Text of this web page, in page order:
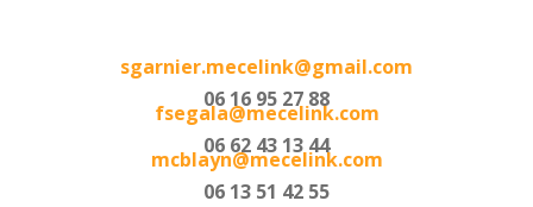
sgarnier.mecelink@gmail.com
06 16 95 27 88
fsegala@mecelink.com
06 62 43 13 44
mcblayn@mecelink.com
06 13 51 42 55